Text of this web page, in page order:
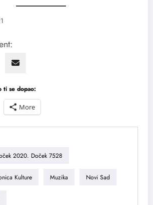
ti se dopao:
More
2020. Doček 7528
Kulture Muzika Novi Sad